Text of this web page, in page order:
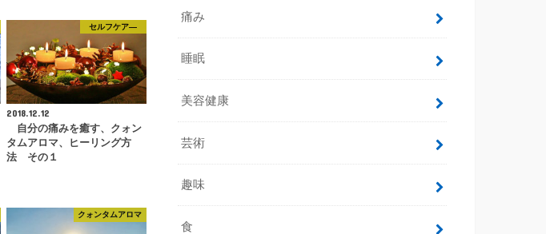
セルフケア―
2018.12.12
自分の痛みを癒す、クォン
タムアロマ、ヒーリング方
法 その１
クォンタムアロマ
痛み
睡眠
美容健康
芸術
趣味
食